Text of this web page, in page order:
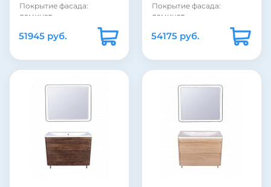
Покрытие фасада:
ламинат
стекло
51945 руб.
Покрытие фасада:
ламинат
сталь
54175 руб.